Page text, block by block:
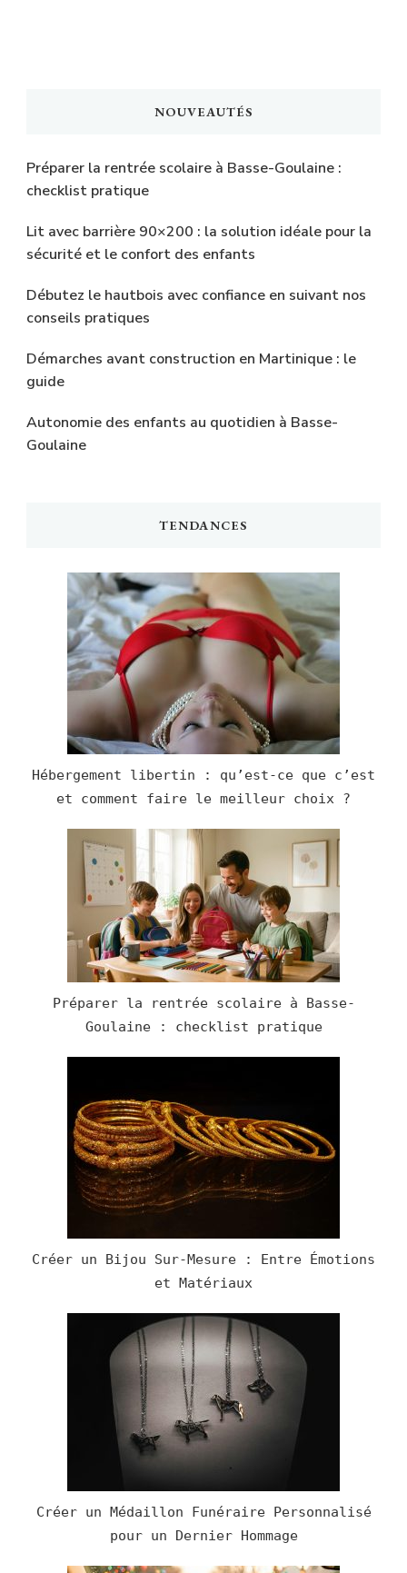
NOUVEAUTÉS
Préparer la rentrée scolaire à Basse-Goulaine :
checklist pratique
Lit avec barrière 90×200 : la solution idéale pour la
sécurité et le confort des enfants
Débutez le hautbois avec confiance en suivant nos
conseils pratiques
Démarches avant construction en Martinique : le
guide
Autonomie des enfants au quotidien à Basse-
Goulaine
TENDANCES
Hébergement libertin : qu’est-ce que c’est
et comment faire le meilleur choix ?
Préparer la rentrée scolaire à Basse-
Goulaine : checklist pratique
Créer un Bijou Sur-Mesure : Entre Émotions
et Matériaux
Créer un Médaillon Funéraire Personnalisé
pour un Dernier Hommage